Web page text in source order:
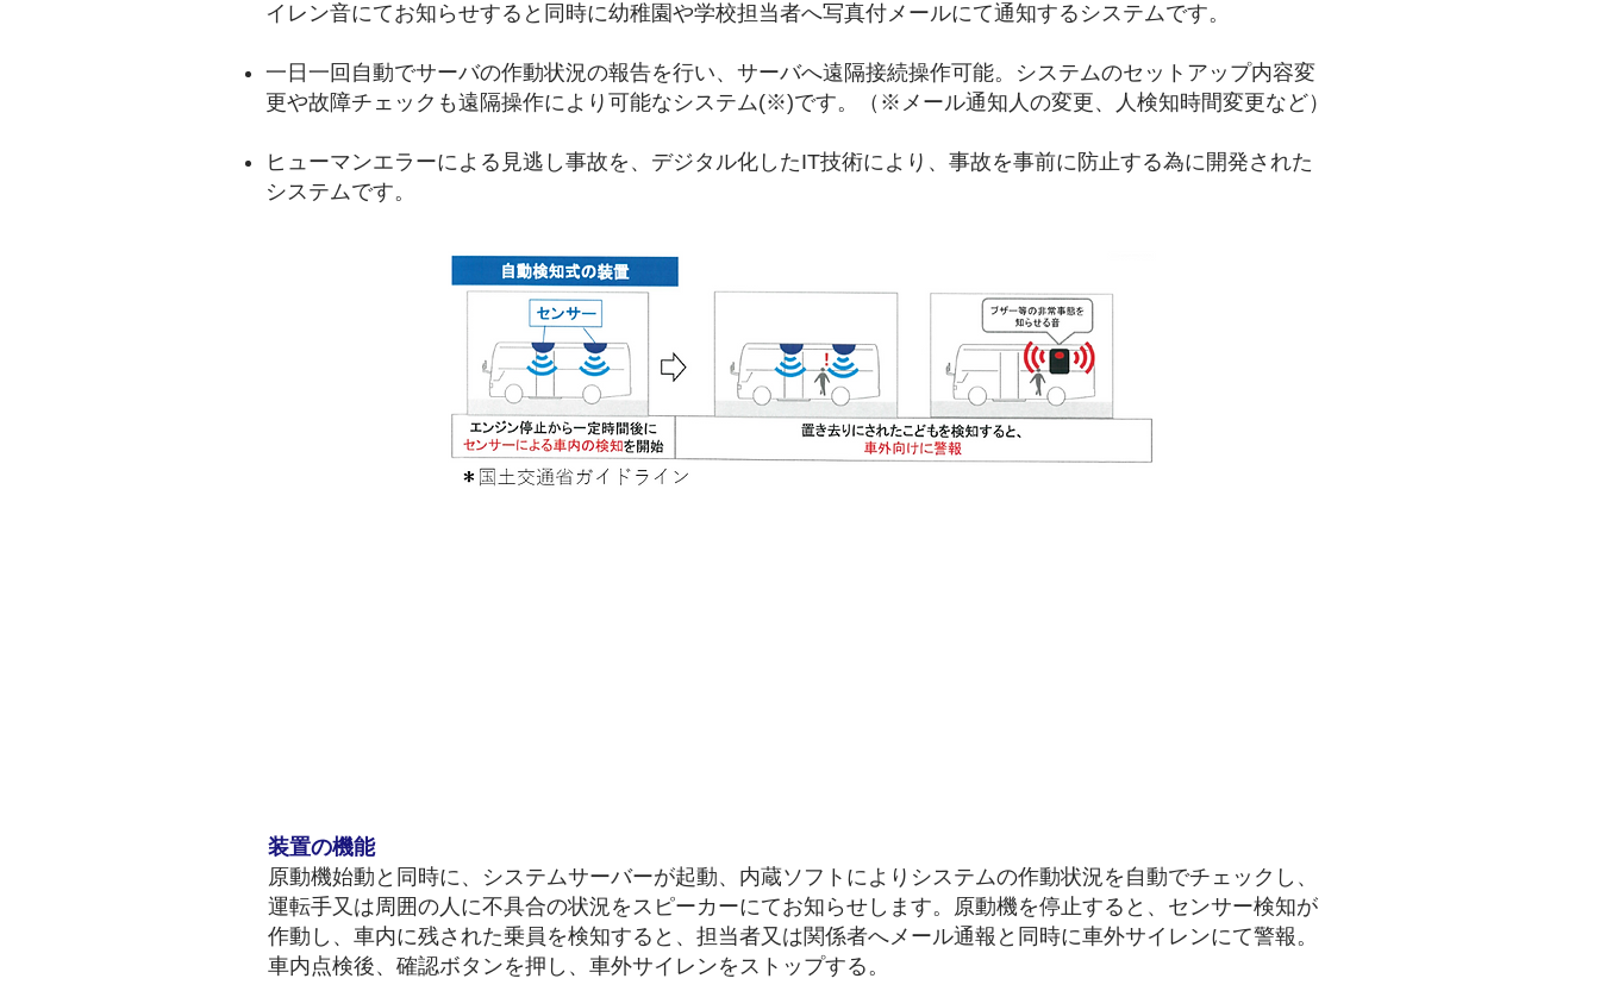
イレン音にてお知らせすると同時に幼稚園や学校担当者へ写真付メールにて通知するシステムです。
一日一回自動でサーバの作動状況の報告を行い、サーバへ遠隔接続操作可能。システムのセットアップ内容変
更や故障チェックも遠隔操作により可能なシステム(※)です。（※メール通知人の変更、人検知時間変更など）
ヒューマンエラーによる見逃し事故を、デジタル化したIT技術により、事故を事前に防止する為に開発された
システムです。
装置の機能
原動機始動と同時に、システムサーバーが起動、内蔵ソフトによりシステムの作動状況を自動でチェックし、
運転手又は周囲の人に不具合の状況をスピーカーにてお知らせします。原動機を停止すると、センサー検知が
作動し、車内に残された乗員を検知すると、担当者又は関係者へメール通報と同時に車外サイレンにて警報。
車内点検後、確認ボタンを押し、車外サイレンをストップする。